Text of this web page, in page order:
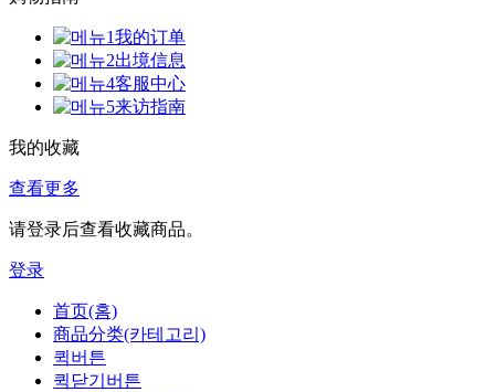
我的订单
出境信息
客服中心
来访指南
我的收藏
查看更多
请登录后查看收藏商品。
登录
首页(홈)
商品分类(카테고리)
퀵버튼
퀵닫기버튼